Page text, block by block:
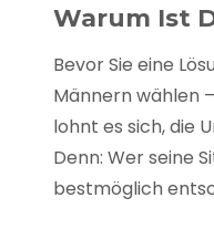
Warum Ist
Bevor Sie eine
Männern wählen
lohnt es sich, die
Denn: Wer seine
bestmöglich